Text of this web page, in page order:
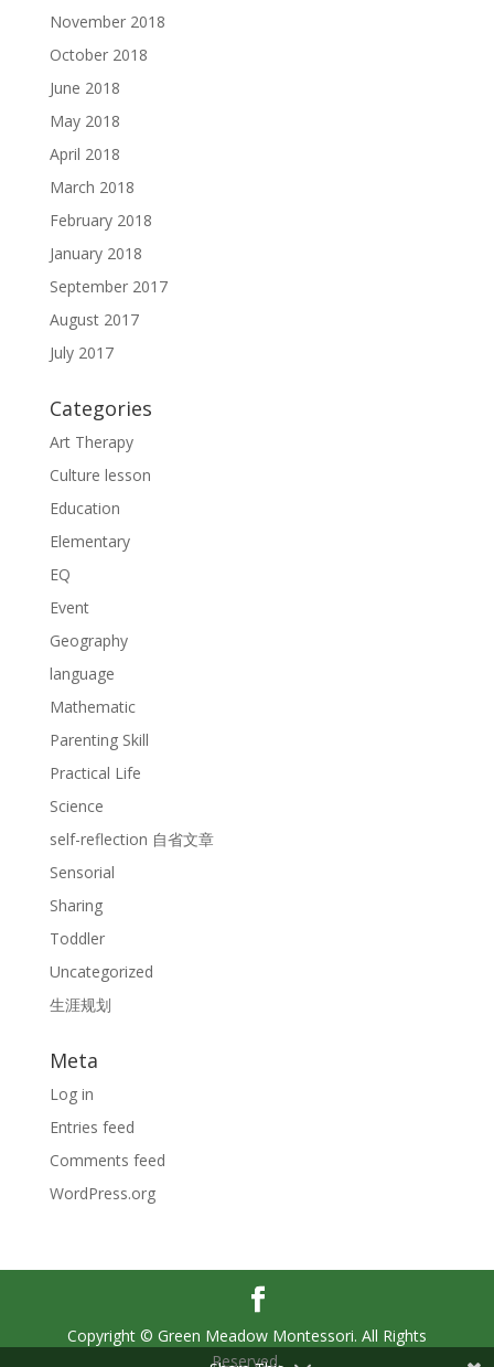
November 2018
October 2018
June 2018
May 2018
April 2018
March 2018
February 2018
January 2018
September 2017
August 2017
July 2017
Categories
Art Therapy
Culture lesson
Education
Elementary
EQ
Event
Geography
language
Mathematic
Parenting Skill
Practical Life
Science
self-reflection 自省文章
Sensorial
Sharing
Toddler
Uncategorized
生涯规划
Meta
Log in
Entries feed
Comments feed
WordPress.org
Copyright © Green Meadow Montessori. All Rights
Reserved.